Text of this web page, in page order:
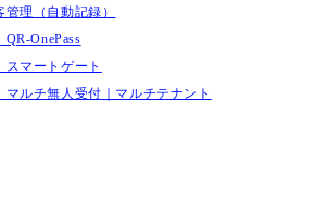
理（自動記録）
OnePass
スマートゲート
マルチ無人受付｜マルチテナント